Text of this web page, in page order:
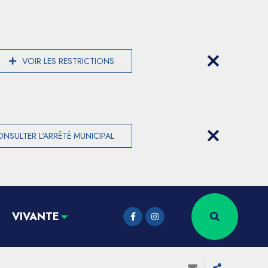
VOIR LES RESTRICTIONS
L'ARRÊTÉ MUNICIPAL
VIVANTE